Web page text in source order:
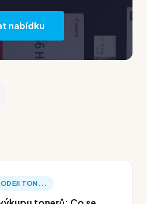
nabídku
TON...